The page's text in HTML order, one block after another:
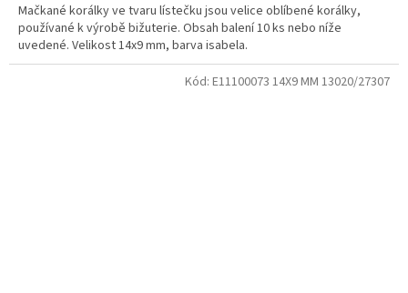
Mačkané korálky ve tvaru lístečku jsou velice oblíbené korálky,
používané k výrobě bižuterie. Obsah balení 10 ks nebo níže
uvedené. Velikost 14x9 mm, barva isabela.
Kód: E11100073 14X9 MM 13020/27307